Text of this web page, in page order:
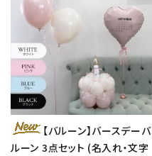
【バルーン】バースデーバ
ルーン 3点セット (名入れ・文字